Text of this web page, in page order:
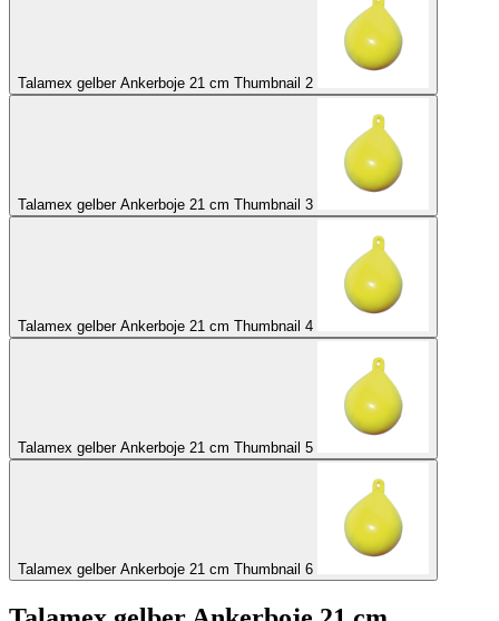
Talamex gelber Ankerboje 21 cm Thumbnail 2
Talamex gelber Ankerboje 21 cm Thumbnail 3
Talamex gelber Ankerboje 21 cm Thumbnail 4
Talamex gelber Ankerboje 21 cm Thumbnail 5
Talamex gelber Ankerboje 21 cm Thumbnail 6